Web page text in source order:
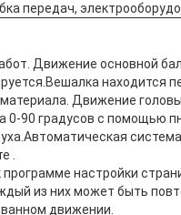
передач,
Движение основной
находится
Движение
90 градусов с помощью
.
настройки
из них может быть
движении.